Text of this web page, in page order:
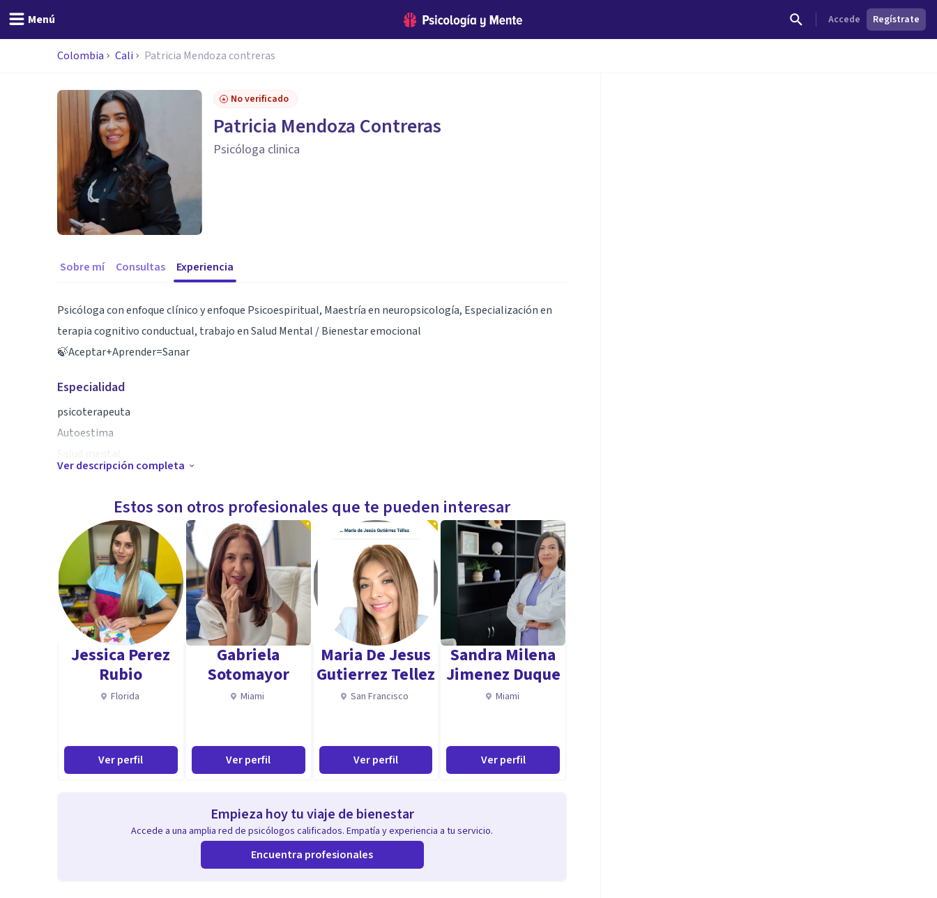
Menú Accede Regístrate
Colombia Cali Patricia Mendoza contreras
No verificado
Patricia Mendoza Contreras
Psicóloga clinica
Sobre mí Consultas Experiencia
Psicóloga con enfoque clínico y enfoque Psicoespiritual, Maestría en neuropsicología, Especialización en
terapia cognitivo conductual, trabajo en Salud Mental / Bienestar emocional
🍃Aceptar+Aprender=Sanar
Especialidad
psicoterapeuta
Autoestima
bienestar emocional
Psicóloga Clínica
Enfoque Cognitivo Conductual
Acompañamiento Psicológico
Gestión Emocional
Pautas de Crianza
Adicciones
Autoestima
Salud Mental
Trabajo Emocional
Terapia de Parejas y Grupales
Ver descripción completa
Estos son otros profesionales que te pueden interesar
Jessica Perez
Rubio
Florida
Ver perfil
Gabriela
Sotomayor
Miami
Ver perfil
Maria De Jesus
Gutierrez Tellez
San Francisco
Ver perfil
Sandra Milena
Jimenez Duque
Miami
Ver perfil
Empieza hoy tu viaje de bienestar
Accede a una amplia red de psicólogos calificados. Empatía y experiencia a tu servicio.
Encuentra profesionales